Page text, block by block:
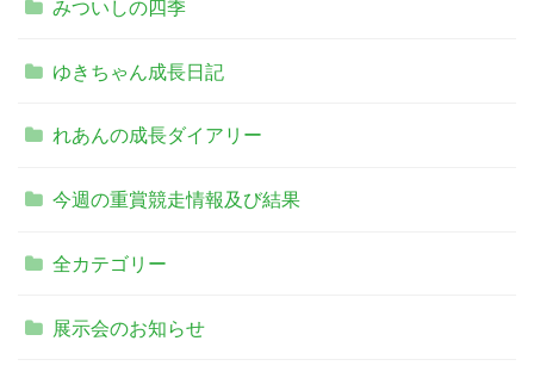
みついしの四季
ゆきちゃん成長日記
れあんの成長ダイアリー
今週の重賞競走情報及び結果
全カテゴリー
展示会のお知らせ